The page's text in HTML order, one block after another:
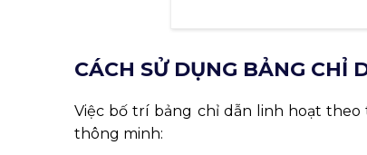
CÁCH SỬ DỤNG BẢNG CHỈ
Việc bố trí bảng chỉ dẫn linh hoạt
thông minh: